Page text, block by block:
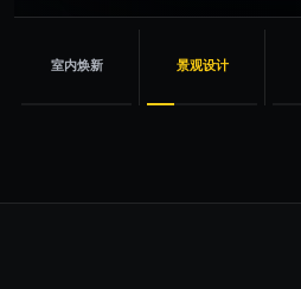
室内焕新 景观设计